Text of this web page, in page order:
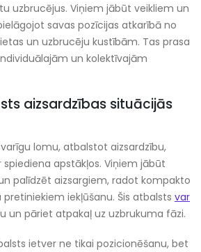
uzbrucējus. Viņiem jābūt veikliem un
savas pozīcijas atkarībā no
un uzbrucēju kustībām. Tas prasa
un kolektīvajām
aizsardzības situācijās
lomu, atbalstot aizsardzību,
spiediena apstākļos. Viņiem jābūt
palīdzēt aizsargiem, radot kompakto
iekļūšanu. Šis atbalsts var
un pāriet atpakaļ uz uzbrukuma fāzi.
ietver ne tikai pozicionēšanu, bet